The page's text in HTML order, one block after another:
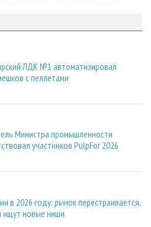
ЛДК №1 автоматизировал
с пеллетами
Министра промышленности
участников PulpFor 2026
в 2026 году: рынок перестраивается,
ищут новые ниши